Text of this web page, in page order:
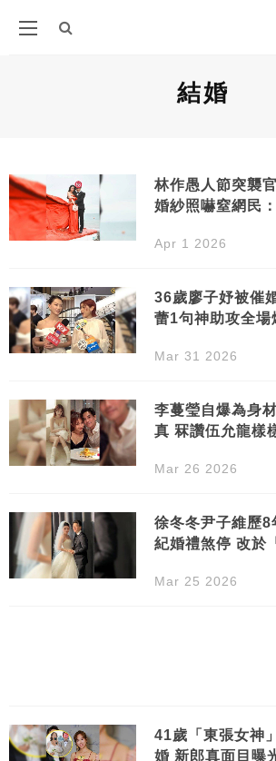
結婚
林作愚人節突襲
婚紗照嚇窒網民
Apr 1 2026
36歲廖子妤被催
蕾1句神助攻全場
Mar 31 2026
李蔓瑩自爆為身
真 冧讚伍允龍樣
Mar 26 2026
徐冬冬尹子維歷8
紀婚禮煞停 改於
Mar 25 2026
41歲「東張女神
婚 新郎真面目曝